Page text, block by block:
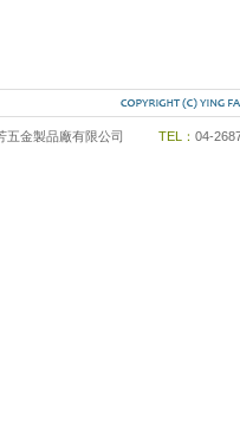
五金製品廠有限公司 TEL： 04-